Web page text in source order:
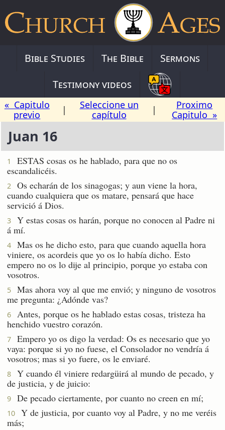
Bible Studies The Bible
Sermons
Testimony videos
« Capitulo
previo
|
Seleccione un
capítulo
|
Proximo
Capitulo »
Juan 16
1
ESTAS cosas os he hablado, para que no os
escandalicéis.
2
Os echarán de los sinagogas; y aun viene la hora,
cuando cualquiera que os matare, pensará que hace
servició á Dios.
3
Y estas cosas os harán, porque no conocen al Padre ni
á mí.
4
Mas os he dicho esto, para que cuando aquella hora
viniere, os acordeis que yo os lo había dicho. Esto
empero no os lo dije al principio, porque yo estaba con
vosotros.
5
Mas ahora voy al que me envió; y ninguno de vosotros
me pregunta: ¿Adónde vas?
6
Antes, porque os he hablado estas cosas, tristeza ha
henchido vuestro corazón.
7
Empero yo os digo la verdad: Os es necesario que yo
vaya: porque si yo no fuese, el Consolador no vendría á
vosotros; mas si yo fuere, os le enviaré.
8
Y cuando él viniere redargüirá al mundo de pecado, y
de justicia, y de juicio:
9 De pecado ciertamente, por cuanto no creen en mí;
10
Y de justicia, por cuanto voy al Padre, y no me veréis
más;